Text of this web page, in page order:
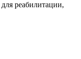
для реабилитации,